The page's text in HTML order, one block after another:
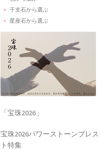
干支石から選ぶ
星座石から選ぶ
「宝珠2026」
宝珠2026パワーストーンブレ
ト特集